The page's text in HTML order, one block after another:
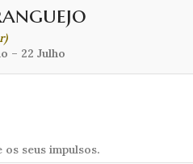
– 22 Julho
seus impulsos.